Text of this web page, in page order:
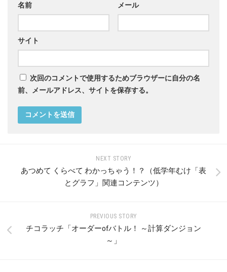
名前 メール
サイト
次回のコメントで使用するためブラウザーに自分の名
前、メールアドレス、サイトを保存する。
NEXT STORY
あつめて くらべて わかっちゃう！？（低学年むけ「表
とグラフ」関連コンテンツ）
PREVIOUS STORY
チコラッチ「オーダーofバトル！ ～計算ダンジョン
～」